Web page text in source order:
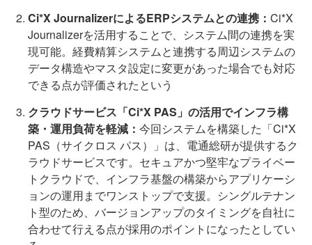
Ci*X JournalizerによるERPシステムとの連携： Ci*X
Journalizerを活用することで、システム間の連携を実
現可能。経費精算システムと連携する周辺システムの
データ構造やマスタ設定に変更があった場合でも対応
できる点が評価されたという
クラウドサービス「Ci*X PAS」の活用でインフラ構
築・運用負荷を軽減： 今回システムを構築した「Ci*X
PAS（サイクロス パス）」は、電通総研が提供するク
ラウドサービスです。セキュアかつ堅牢なプライベー
トクラウドで、インフラ基盤の構築からアプリケーシ
ョンの運用までワンストップで支援。シングルテナン
ト型のため、バージョンアップのタイミングを自社に
合わせて行える点が採用のポイントになったとしてい